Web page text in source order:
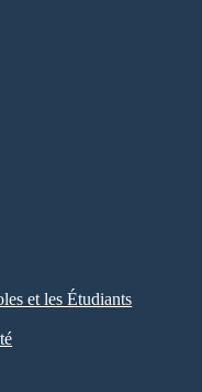
et les Étudiants